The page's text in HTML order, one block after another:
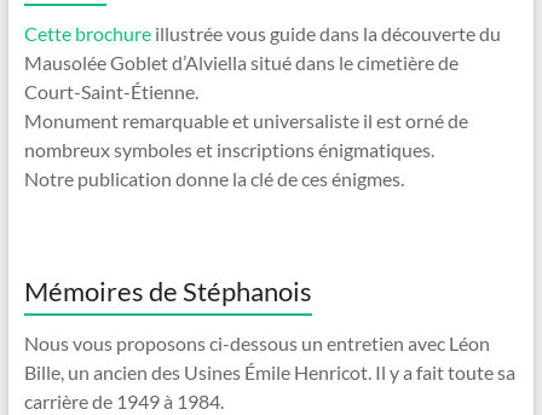
Cette brochureillustrée vous guide dans la découverte du
Mausolée Goblet d’Alviella situé dans le cimetière de
Court-Saint-Étienne.
Monument remarquable et universaliste il est orné de
nombreux symboles et inscriptions énigmatiques.
Notre publication donne la clé de ces énigmes.
Mémoires de Stéphanois
Nous vous proposons ci-dessous un entretien avec Léon
Bille, un ancien des Usines Émile Henricot. Il y a fait toute sa
carrière de 1949 à 1984.